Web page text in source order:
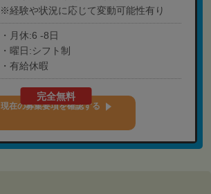
※経験や状況に応じて変動可能性有り
・月休:6 -8日
・曜日:シフト制
・有給休暇
完全無料
現在の募集要項を確認する